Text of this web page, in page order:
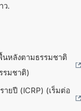
ว.
นหลังตามธรรมชาติ
รมชาติ)
ายปี (ICRP) (เร็มต่อ